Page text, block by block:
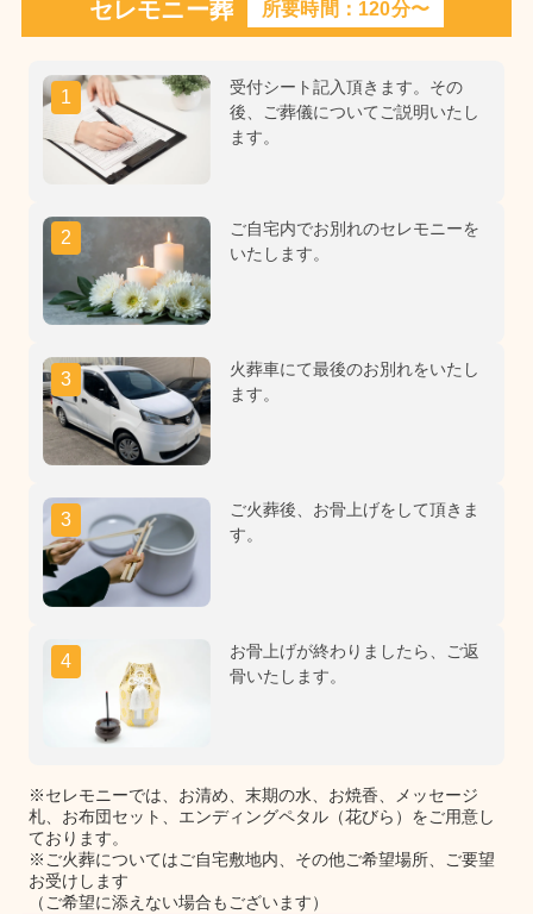
セレモニー葬 所要時間：120分〜
1
受付シート記入頂きます。その
後、ご葬儀についてご説明いたし
ます。
2
ご自宅内でお別れのセレモニーを
いたします。
3
火葬車にて最後のお別れをいたし
ます。
3
ご火葬後、お骨上げをして頂きま
す。
4
お骨上げが終わりましたら、ご返
骨いたします。
※セレモニーでは、お清め、末期の水、お焼香、メッセージ
札、お布団セット、エンディングペタル（花びら）をご用意し
ております。
※ご火葬についてはご自宅敷地内、その他ご希望場所、ご要望
お受けします
（ご希望に添えない場合もございます）